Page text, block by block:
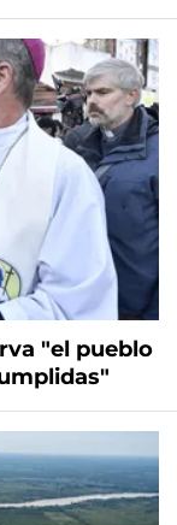
"el pueblo